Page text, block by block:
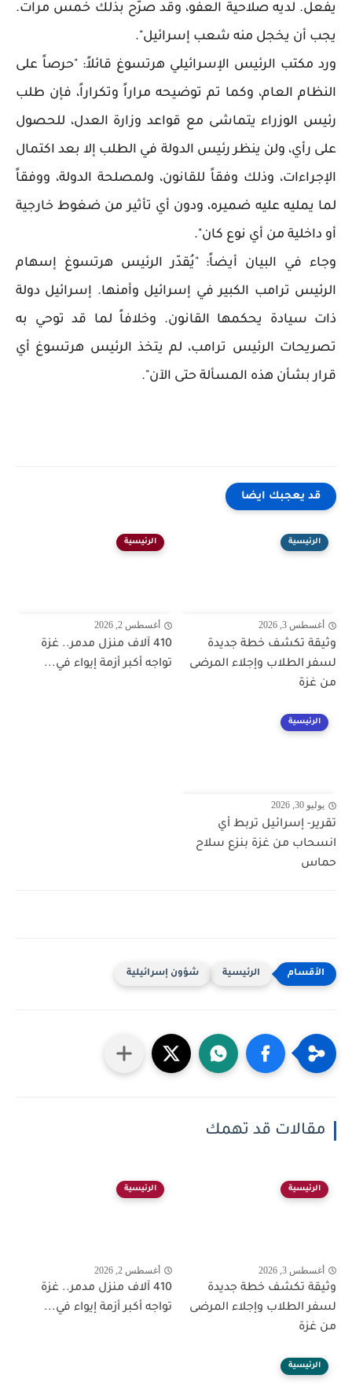
يفعل. لديه صلاحية العفو، وقد صرّح بذلك خمس مرات.
يجب أن يخجل منه شعب إسرائيل".
ورد مكتب الرئيس الإسرائيلي هرتسوغ قائلاً: "حرصاً على
النظام العام، وكما تم توضيحه مراراً وتكراراً، فإن طلب
رئيس الوزراء يتماشى مع قواعد وزارة العدل، للحصول
على رأي، ولن ينظر رئيس الدولة في الطلب إلا بعد اكتمال
الإجراءات، وذلك وفقاً للقانون، ولمصلحة الدولة، ووفقاً
لما يمليه عليه ضميره، ودون أي تأثير من ضغوط خارجية
أو داخلية من أي نوع كان".
وجاء في البيان أيضاً: "يُقدّر الرئيس هرتسوغ إسهام
الرئيس ترامب الكبير في إسرائيل وأمنها. إسرائيل دولة
ذات سيادة يحكمها القانون. وخلافاً لما قد توحي به
تصريحات الرئيس ترامب، لم يتخذ الرئيس هرتسوغ أي
قرار بشأن هذه المسألة حتى الآن".
قد يعجبك ايضا
الرئيسية
أغسطس 3, 2026
وثيقة تكشف خطة جديدة
لسفر الطلاب وإجلاء المرضى
من غزة
الرئيسية
أغسطس 2, 2026
410 آلاف منزل مدمر.. غزة
تواجه أكبر أزمة إيواء في...
الرئيسية
يوليو 30, 2026
تقرير- إسرائيل تربط أي
انسحاب من غزة بنزع سلاح
حماس
الرئيسية شؤون إسرائيلية
مقالات قد تهمك
الرئيسية
أغسطس 3, 2026
وثيقة تكشف خطة جديدة
لسفر الطلاب وإجلاء المرضى
من غزة
الرئيسية
أغسطس 2, 2026
410 آلاف منزل مدمر.. غزة
تواجه أكبر أزمة إيواء في...
الرئيسية